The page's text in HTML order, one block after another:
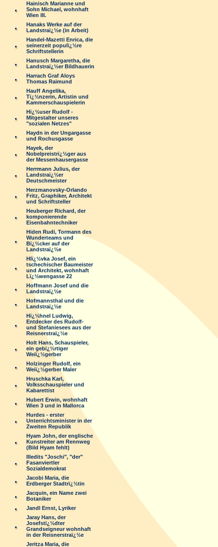
Hainisch Marianne und
Sohn Michael, wohnhaft
Wien III.
Hanaks Werke auf der
Landstraï¿½e (in Arbeit)
Handel-Mazetti Enrica, die
seinerzeit populï¿½re
Schriftstellerin
Hanusch Margaretha, die
Landstraï¿½er Bildhauerin
Harrach Graf Aloys
Thomas Raimund
Hauff Angelika,
Tï¿½nzerin, Artistin und
Kammerschauspielerin
Hï¿½user Rudolf -
Mitgestalter unseres
"sozialen Netzes"
Haydn in der Ungargasse
und Rochusgasse
Hayek, der
Nobelpreistrï¿½ger aus
der Messenhausergasse
Herrmann Julius, der
Landstraï¿½er
Deutschmeister
Herzmanovsky-Orlando
Fritz, Graphiker, Architekt
und Schriftsteller
Heuberger Richard, der
komponierende
Eisenbahntechniker
Hiden Rudi, Tormann des
Wunderteams und
Bï¿½cker auf der
Landstraï¿½e
Hlï¿½vka Josef, ein
tschechischer Baumeister
und Architekt, wohnhaft
Lï¿½wengasse 22
Hoffmann Josef und die
Landstraï¿½e
Hofmannsthal und die
Landstraï¿½e
Hï¿½hnel Ludwig,
Entdecker des Rudolf-
und Stefaniesees aus der
Reisnerstraï¿½e
Holt Hans, Schauspieler,
ein gebï¿½rtiger
Weiï¿½gerber
Holzinger Rudolf, ein
Weiï¿½gerber Maler
Hruschka Karl,
Volksschauspieler und
Kabarettist
Hubert Erwin, wohnhaft
Wien 3 und in Mallorca
Hurdes - erster
Unterrichtsminister in der
Zweiten Republik
Hyam John, der englische
Kunstreiter am Rennweg
(Bild Hyam fehlt)
Illedits "Joschi", "der"
Fasanviertler
Sozialdemokrat
Jacobi Maria, die
Erdberger Stadtrï¿½tin
Jacquin, ein Name zwei
Botaniker
Jandl Ernst, Lyriker
Jaray Hans, der
Josefstï¿½dter
Grandseigneur wohnhaft
in der Reisnerstraï¿½e
Jeritza Maria, die